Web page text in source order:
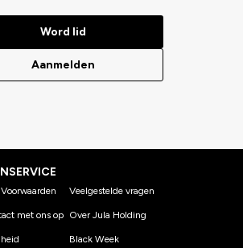
Word lid
Aanmelden
met ons op
Veelgestelde vragen
Over Jula Holding
Black Week